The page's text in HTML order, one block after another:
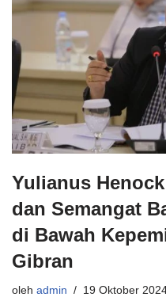
Yulianus
dan Semangat
di Bawah
Gibran
oleh admin 19 Oktober